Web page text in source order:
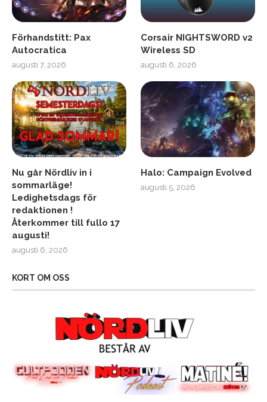
Förhandstitt: Pax
Autocratica
augusti 7, 2026
Corsair NIGHTSWORD v2
Wireless SD
augusti 6, 2026
Nu går Nördliv in i
sommarläge!
Ledighetsdags för
redaktionen !
Återkommer till fullo 17
augusti!
augusti 6, 2026
Halo: Campaign Evolved
augusti 5, 2026
KORT OM OSS